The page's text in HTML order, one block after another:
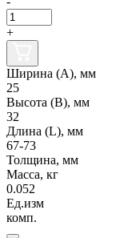
+
Ширина (А), мм
25
Высота (В), мм
32
Длина (L), мм
67-73
Толщина, мм
Масса, кг
0.052
Ед.изм
комп.